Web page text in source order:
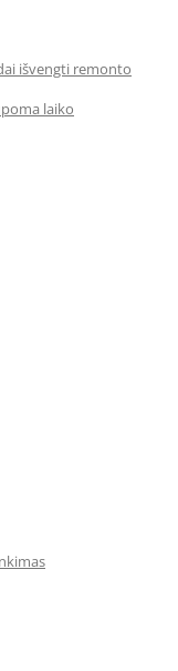
išvengti remonto
laiko